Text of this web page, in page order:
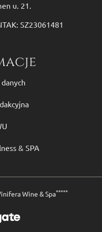
u. 21.
SZ23061481
& SPA
Wine & Spa*****